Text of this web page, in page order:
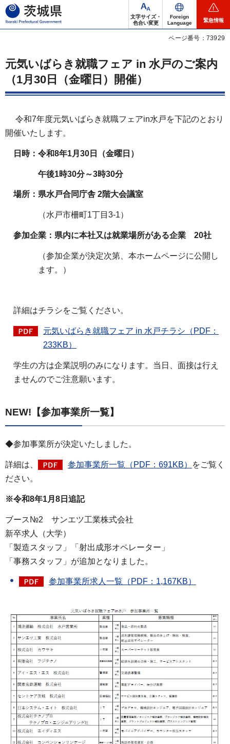
茨城県
文字サイズ・
色合い変更
Foreign
Language
緊急情報
ページ番号：73929
元気いばらき就職フェア in 水戸のご案内
（1月30日（金曜日）開催）
令和7年度元気いばらき就職フェアin水戸を下記のとおり
開催いたします。
日時：令和8年1月30日（金曜日）
午後1時30分～3時30分
場所： 県水戸合同庁舎 2階大会議室
（水戸市柵町1丁目3-1）
参加企業：県内に本社又は就業場所がある企業 20社
（参加企業が決定次第、本ホームページに公開し
ます。）
詳細はチラシをご覧ください。
元気いばらき就職フェア in 水戸チラシ（PDF：
233KB）
学生の方は企業説明のみになります。当日、面接は行え
ませんのでご注意願います。
NEW!【参加事業所一覧】
◆参加事業所が決定いたしました。
詳細は、 参加事業所一覧（PDF：691KB）
をご覧く
ださい。
※令和8年1月8日追記
ブース№2 サンエツ工業株式会社
新卒求人（大学）
「製造スタッフ」「射出成形オペレーター」
「事務スタッフ」が追加となりました。
参加事業所求人一覧（PDF：1,167KB）